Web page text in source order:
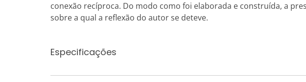
conexão recíproca. Do modo como foi elaborada e construída, a
sobre a qual a reflexão do autor se deteve.
Especificações